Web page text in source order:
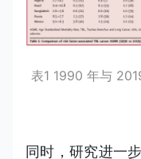
表1 1990 年与
同时，研究进一